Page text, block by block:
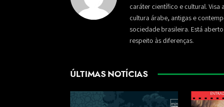
caráter científico e cultural. Visa
cultura árabe, antigas e
sociedade brasileira. Está
respeito às diferenças.
ÚLTIMAS NOTÍCIAS